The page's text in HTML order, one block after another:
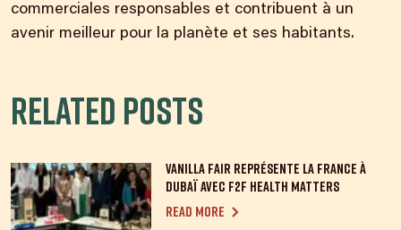
commerciales responsables et contribuent à un
avenir meilleur pour la planète et ses habitants.
Related posts
Vanilla Fair représente la France à
Dubaï avec F2F Health Matters
Read more